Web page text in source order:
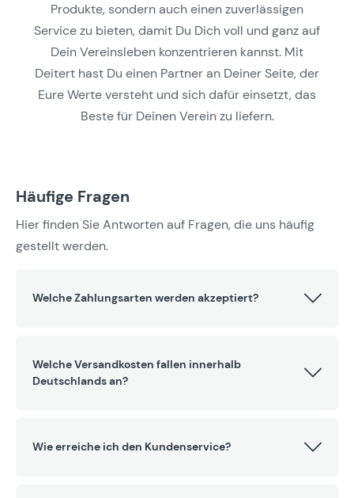
Produkte, sondern auch einen zuverlässigen
Service zu bieten, damit Du Dich voll und ganz auf
Dein Vereinsleben konzentrieren kannst. Mit
Deitert hast Du einen Partner an Deiner Seite, der
Eure Werte versteht und sich dafür einsetzt, das
Beste für Deinen Verein zu liefern.
Häufige Fragen
Hier finden Sie Antworten auf Fragen, die uns häufig
gestellt werden.
Welche Zahlungsarten werden akzeptiert?
Welche Versandkosten fallen innerhalb
Deutschlands an?
Wie erreiche ich den Kundenservice?